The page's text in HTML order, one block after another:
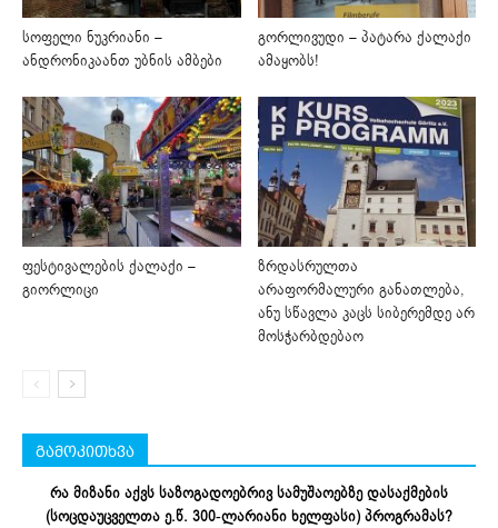
სოფელი ნუკრიანი –
ანდრონიკაანთ უბნის ამბები
გორლივუდი – პატარა ქალაქი
ამაყობს!
ფესტივალების ქალაქი –
გიორლიცი
ზრდასრულთა
არაფორმალური განათლება,
ანუ სწავლა კაცს სიბერემდე არ
მოსჭარბდებაო
გამოკითხვა
რა მიზანი აქვს საზოგადოებრივ სამუშაოებზე დასაქმების
(სოცდაუცველთა ე.წ. 300-ლარიანი ხელფასი) პროგრამას?